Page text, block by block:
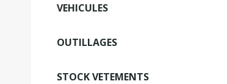
VEHICULES
OUTILLAGES
STOCK VETEMENTS